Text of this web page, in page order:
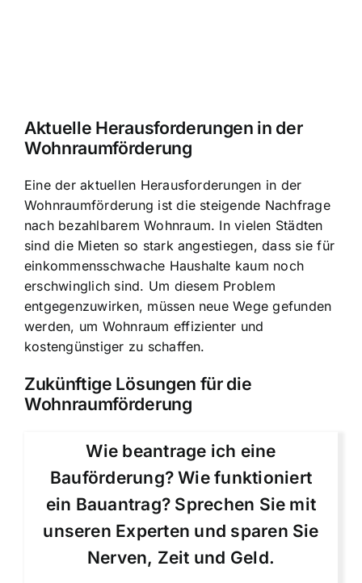
Aktuelle Herausforderungen in der
Wohnraumförderung
Eine der aktuellen Herausforderungen in der
Wohnraumförderung ist die steigende Nachfrage
nach bezahlbarem Wohnraum. In vielen Städten
sind die Mieten so stark angestiegen, dass sie für
einkommensschwache Haushalte kaum noch
erschwinglich sind. Um diesem Problem
entgegenzuwirken, müssen neue Wege gefunden
werden, um Wohnraum effizienter und
kostengünstiger zu schaffen.
Zukünftige Lösungen für die
Wohnraumförderung
Wie beantrage ich eine
Bauförderung? Wie funktioniert
ein Bauantrag? Sprechen Sie mit
unseren Experten und sparen Sie
Nerven, Zeit und Geld.